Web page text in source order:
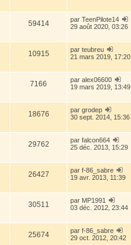
59414 par TeenPilote14
29 août 2020, 03:26
10915 par teubreu
21 mars 2019, 17:20
7166 par alex06600
19 mars 2019, 13:49
18676 par grodep
30 sept. 2014, 15:36
29762 par falcon664
25 déc. 2013, 15:29
26427 par f-86_sabre
19 avr. 2013, 11:39
30511 par MP1991
03 déc. 2012, 23:44
25674 par f-86_sabre
29 oct. 2012, 20:42